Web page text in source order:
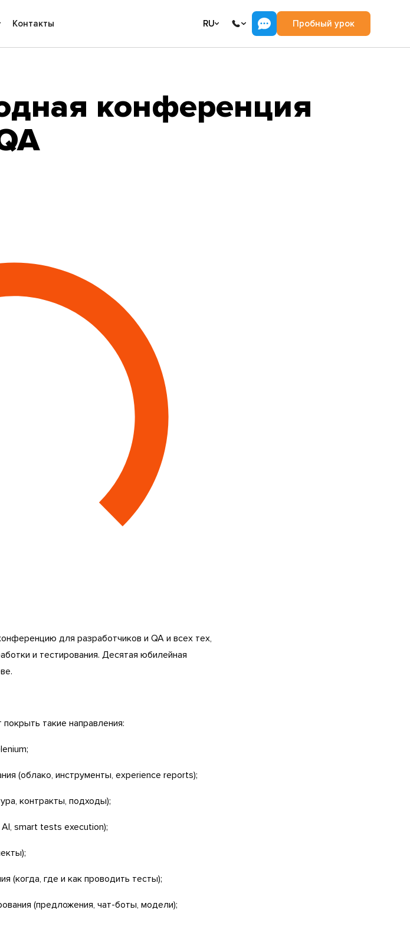
Контакты RU Пробный урок
конференция
для разработчиков и QA и всех тех,
и тестирования. Десятая юбилейная
такие направления:
(облако, инструменты, experience reports);
контракты, подходы);
smart tests execution);
(когда, где и как проводить тесты);
(предложения, чат-боты, модели);